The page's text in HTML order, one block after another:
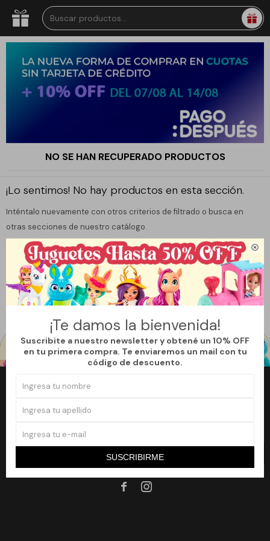

¡Te damos la bienvenida!
Suscribite a nuestro newsletter y obtené un 10% OFF
en tu primera compra. Te enviaremos un mail con tu
código de descuento.
SUSCRIBIRME
NO SE HAN RECUPERADO PRODUCTOS
¡Lo sentimos! No hay productos en esta sección.
Inténtalo nuevamente con otros criterios de filtrado o busca en
otras secciones de nuestro catálogo.
Filtrando por: Vehículos Color: Naranja Quitar filtros
Te recomendamos quitar: Color:Naranja
¡Suscribite a nuestro newsletter y accedé a un 10% off en tu primera
 